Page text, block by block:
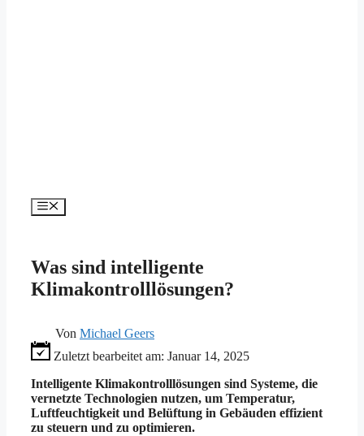
Menü
Was sind intelligente
Klimakontrolllösungen?
Von Michael Geers
Zuletzt bearbeitet am: Januar 14, 2025
Intelligente Klimakontrolllösungen sind Systeme, die
vernetzte Technologien nutzen, um Temperatur,
Luftfeuchtigkeit und Belüftung in Gebäuden effizient
zu steuern und zu optimieren.